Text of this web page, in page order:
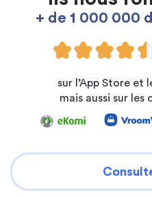
+ de 1 000 000
sur l’App Store et
mais aussi sur les